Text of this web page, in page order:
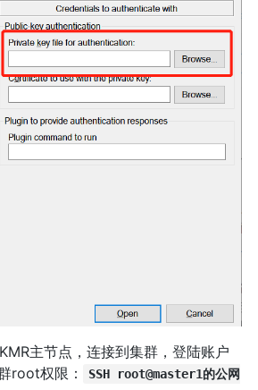
主节点，连接到集群，登陆账户
root权限：
SSH root@master1的公网